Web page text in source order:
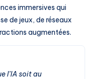
immersives qui
de jeux, de réseaux
augmentées.
l’IA soit au